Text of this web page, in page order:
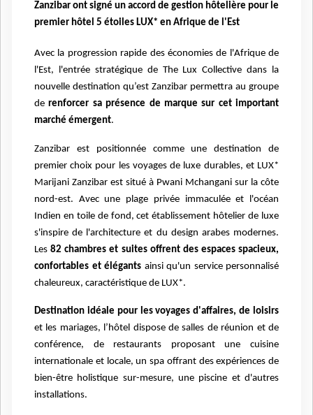
Zanzibar ont signé un accord de gestion hôtelière pour le
premier hôtel 5 étoiles LUX* en Afrique de l'Est
Avec la progression rapide des économies de l'Afrique de
l'Est, l'entrée stratégique de The Lux Collective dans la
nouvelle destination qu’est Zanzibar permettra au groupe
derenforcer sa présence de marque sur cet important
marché émergent.
Zanzibar est positionnée comme une destination de
premier choix pour les voyages de luxe durables, et LUX*
Marijani Zanzibar est situé à Pwani Mchangani sur la côte
nord-est. Avec une plage privée immaculée et l'océan
Indien en toile de fond, cet établissement hôtelier de luxe
s'inspire de l'architecture et du design arabes modernes.
Les 82 chambres et suites offrent des espaces spacieux,
confortables et élégants ainsi qu'un service personnalisé
chaleureux, caractéristique de LUX*.
Destination idéale pour les voyages d'affaires, de loisirs
et les mariages, l’hôtel dispose de salles de réunion et de
conférence, de restaurants proposant une cuisine
internationale et locale, un spa offrant des expériences de
bien-être holistique sur-mesure, une piscine et d'autres
installations.